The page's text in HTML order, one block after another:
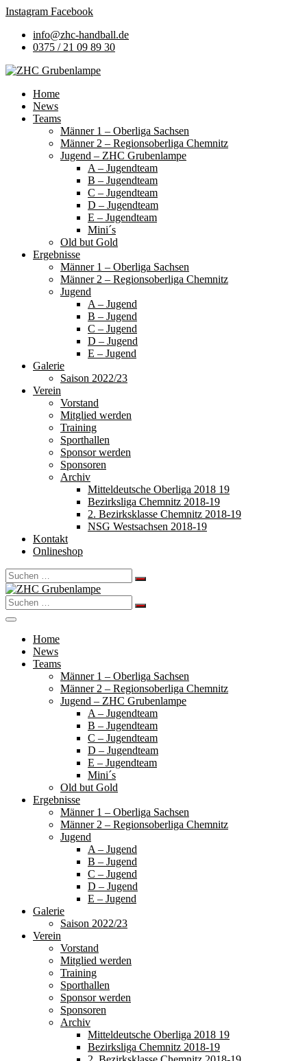
Instagram Facebook
info@zhc-handball.de
0375 / 21 09 89 30
Home
News
Teams
Männer 1 – Oberliga Sachsen
Männer 2 – Regionsoberliga Chemnitz
Jugend – ZHC Grubenlampe
A – Jugendteam
B – Jugendteam
C – Jugendteam
D – Jugendteam
E – Jugendteam
Mini´s
Old but Gold
Ergebnisse
Männer 1 – Oberliga Sachsen
Männer 2 – Regionsoberliga Chemnitz
Jugend
A – Jugend
B – Jugend
C – Jugend
D – Jugend
E – Jugend
Galerie
Saison 2022/23
Verein
Vorstand
Mitglied werden
Training
Sporthallen
Sponsor werden
Sponsoren
Archiv
Mitteldeutsche Oberliga 2018 19
Bezirksliga Chemnitz 2018-19
2. Bezirksklasse Chemnitz 2018-19
NSG Westsachsen 2018-19
Kontakt
Onlineshop
Search
for:
Search
for:
Home
News
Teams
Männer 1 – Oberliga Sachsen
Männer 2 – Regionsoberliga Chemnitz
Jugend – ZHC Grubenlampe
A – Jugendteam
B – Jugendteam
C – Jugendteam
D – Jugendteam
E – Jugendteam
Mini´s
Old but Gold
Ergebnisse
Männer 1 – Oberliga Sachsen
Männer 2 – Regionsoberliga Chemnitz
Jugend
A – Jugend
B – Jugend
C – Jugend
D – Jugend
E – Jugend
Galerie
Saison 2022/23
Verein
Vorstand
Mitglied werden
Training
Sporthallen
Sponsor werden
Sponsoren
Archiv
Mitteldeutsche Oberliga 2018 19
Bezirksliga Chemnitz 2018-19